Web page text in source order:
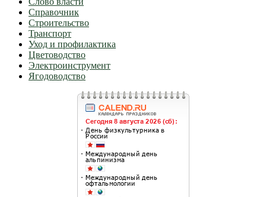
Справочник
Строительство
Транспорт
Уход и профилактика
Цветоводство
Электроинструмент
Ягодоводство